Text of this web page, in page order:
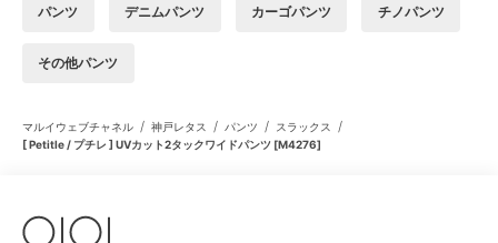
パンツ デニムパンツ カーゴパンツ チノパンツ
その他パンツ
マルイウェブチャネル / 神戸レタス / パンツ / スラックス /
[ Petitle / プチレ ] UVカット2タックワイドパンツ [M4276]